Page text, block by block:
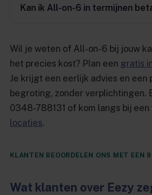
Kan ik All-on-6 in termijnen
Wil je weten of All-on-6 bij jouw
het precies kost? Plan een gratis
Je krijgt een eerlijk advies en een
begroting, zonder verplichtingen.
0348-788131 of kom langs bij een
locaties.
KLANTEN BEOORDELEN ONS MET EEN
Wat klanten over Eezy